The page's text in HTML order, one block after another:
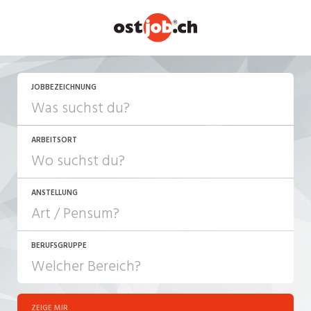
JOBBEZEICHNUNG
ARBEITSORT
ANSTELLUNG
JOB-TYP
Festanstellung
BERUFSGRUPPE
ZEIGE MIR